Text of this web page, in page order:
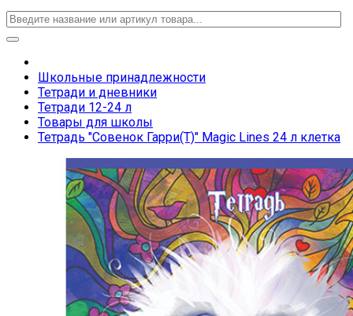
Школьные принадлежности
Тетради и дневники
Тетради 12-24 л
Товары для школы
Тетрадь "Совенок Гарри(Т)" Magic Lines 24 л клетка